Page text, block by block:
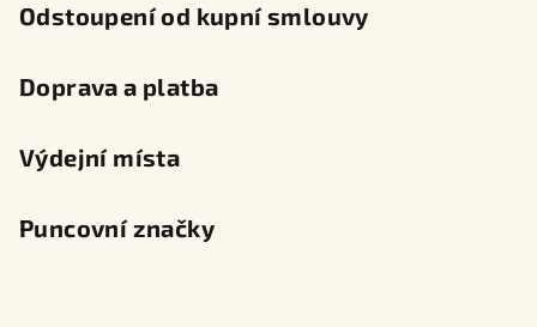
Odstoupení od kupní smlouvy
Doprava a platba
Výdejní místa
Puncovní značky